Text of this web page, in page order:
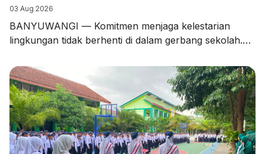
Edukasi Pengelolaan Sampah
03 Aug 2026
BANYUWANGI — Komitmen menjaga kelestarian
lingkungan tidak berhenti di dalam gerbang sekolah.
langsung ke lingkungan kampung sekitar untuk
menggelar aksi kampanye dan edukasi pengelolaan
sampah bersama warga masyarakat. Aksi ini
merupakan bentuk kepedulian nyata MTsN 1
Banyuwangi dalam merajut sinergi dengan warga
sekitar. Dalam kegiatan tersebut, para […]